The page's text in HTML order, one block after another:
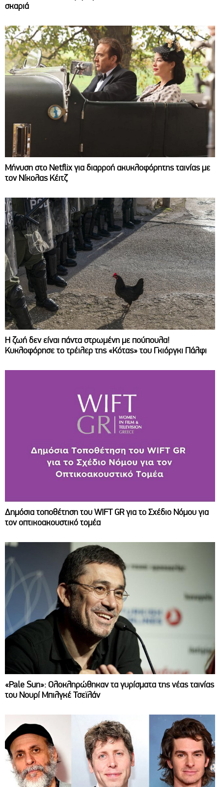
σκαριά
Μήνυση στο Netflix για διαρροή ακυκλοφόρητης ταινίας με
τον Νίκολας Κέιτζ
Η ζωή δεν είναι πάντα στρωμένη με πούπουλα!
Κυκλοφόρησε το τρέιλερ της «Κότας» του Γκιόργκι Πάλφι
Δημόσια τοποθέτηση του WIFT GR για το Σχέδιο Νόμου για
τον οπτικοακουστικό τομέα
«Pale Sun»: Ολοκληρώθηκαν τα γυρίσματα της νέας ταινίας
του Νουρί Μπιλγκέ Τσεϊλάν